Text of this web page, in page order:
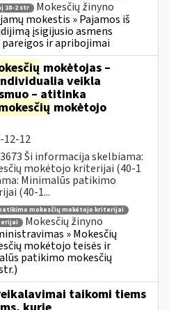
18-2 str
Mokesčių žinyno
mokestis » Pajamos iš
įsigijusio asmens
pareigos ir apribojimai
mokėtojas –
veikla
– atitinka
mokėtojo
12-12
Ši informacija skelbiama:
mokėtojo kriterijai (40-1
Minimalūs patikimo
(40-1...
mokesčių mokėtojo kriterijai
Mokesčių žinyno
» Mokesčių
mokėtojo teisės ir
patikimo mokesčių
taikomi tiems